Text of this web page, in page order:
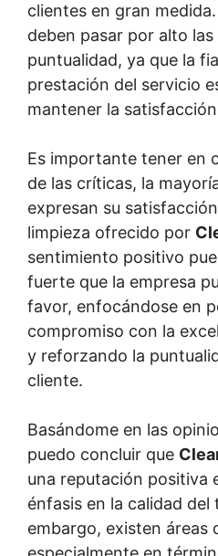
clientes en gran
deben pasar por alto
puntualidad, ya que la
prestación del servicio
mantener la
Es importante tener en
de las críticas, la
expresan su
limpieza ofrecido por
sentimiento positivo
fuerte que la empresa
favor, enfocándose en
compromiso con la
y reforzando la
cliente.
Basándome en las
puedo concluir que
una reputación positiva
énfasis en la calidad del
embargo, existen áreas